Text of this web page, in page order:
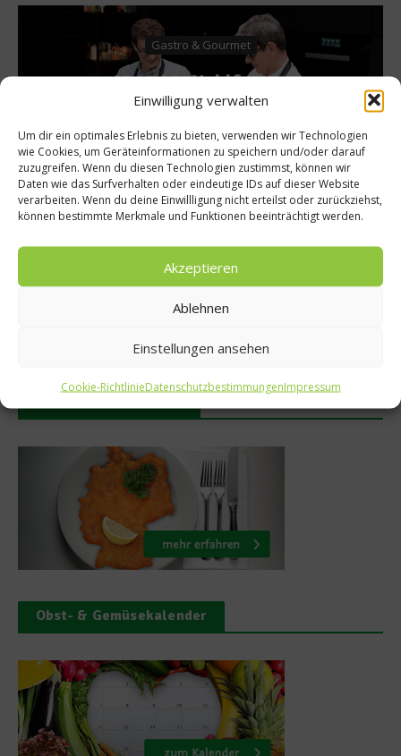
Einwilligung verwalten
Um dir ein optimales Erlebnis zu bieten, verwenden wir Technologien
wie Cookies, um Geräteinformationen zu speichern und/oder darauf
zuzugreifen. Wenn du diesen Technologien zustimmst, können wir
Daten wie das Surfverhalten oder eindeutige IDs auf dieser Website
verarbeiten. Wenn du deine Einwillligung nicht erteilst oder zurückziehst,
können bestimmte Merkmale und Funktionen beeinträchtigt werden.
Akzeptieren
Ablehnen
Einstellungen ansehen
Cookie-RichtlinieDatenschutzbestimmungenImpressum
Rezepte
Rezept: Glasierte
28. Oktober 2013
Obst- & Gemüsekalender